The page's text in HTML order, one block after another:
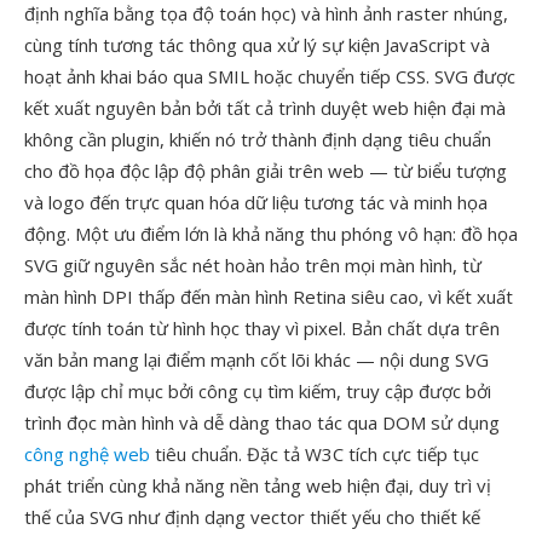
định nghĩa bằng tọa độ toán học) và hình ảnh raster nhúng,
cùng tính tương tác thông qua xử lý sự kiện JavaScript và
hoạt ảnh khai báo qua SMIL hoặc chuyển tiếp CSS. SVG được
kết xuất nguyên bản bởi tất cả trình duyệt web hiện đại mà
không cần plugin, khiến nó trở thành định dạng tiêu chuẩn
cho đồ họa độc lập độ phân giải trên web — từ biểu tượng
và logo đến trực quan hóa dữ liệu tương tác và minh họa
động. Một ưu điểm lớn là khả năng thu phóng vô hạn: đồ họa
SVG giữ nguyên sắc nét hoàn hảo trên mọi màn hình, từ
màn hình DPI thấp đến màn hình Retina siêu cao, vì kết xuất
được tính toán từ hình học thay vì pixel. Bản chất dựa trên
văn bản mang lại điểm mạnh cốt lõi khác — nội dung SVG
được lập chỉ mục bởi công cụ tìm kiếm, truy cập được bởi
trình đọc màn hình và dễ dàng thao tác qua DOM sử dụng
công nghệ web tiêu chuẩn. Đặc tả W3C tích cực tiếp tục
phát triển cùng khả năng nền tảng web hiện đại, duy trì vị
thế của SVG như định dạng vector thiết yếu cho thiết kế